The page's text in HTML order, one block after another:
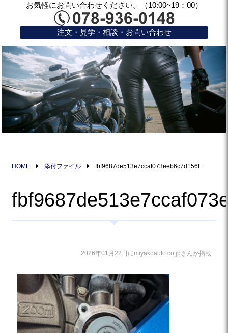
お気軽にお問い合わせください。（10:00~19：00）
注文・見学・相談・お問い合わせ
HOME 添付ファイル fbf9687de513e7ccaf073eeb6c7d156f
2026年01月22日にmiyakoauto.co.jpさんが掲載